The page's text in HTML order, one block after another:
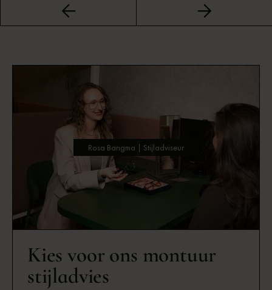
Kies voor ons montuur
stijladvies
Rosa Bangma | Stijladviseur